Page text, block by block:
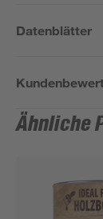
Datenblätter
Ähnliche